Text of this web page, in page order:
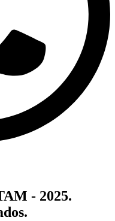
- 2025.